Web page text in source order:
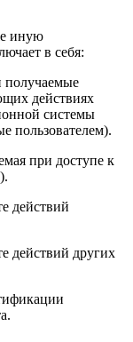
иную
в себя:
получаемые
действиях
системы
пользователем).
при доступе к
действий
действий других